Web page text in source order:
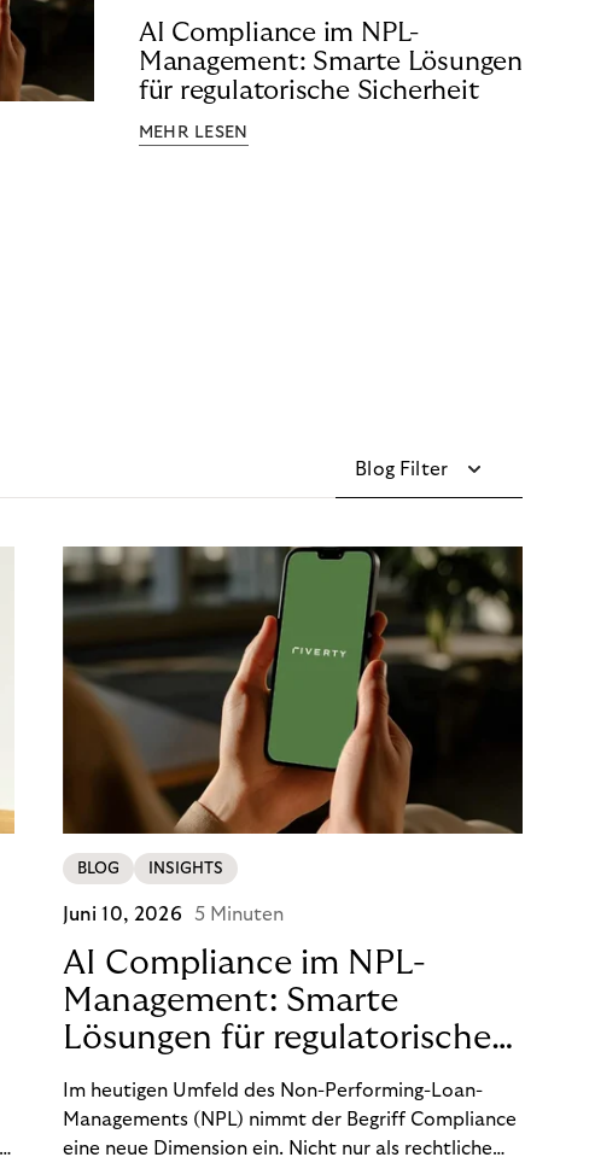
AI Compliance im NPL-
Management: Smarte Lösungen
für regulatorische Sicherheit
MEHR LESEN
Blog Filter
BLOG INSIGHTS
Juni 10, 2026 5 Minuten
AI Compliance im NPL-
Management: Smarte
Lösungen für regulatorische
Sicherheit
Im heutigen Umfeld des Non-Performing-Loan-
Managements (NPL) nimmt der Begriff Compliance
eine neue Dimension ein. Nicht nur als rechtliche